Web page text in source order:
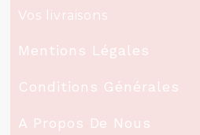
Vos livraisons
Mentions Légales
Conditions Générales
A Propos De Nous